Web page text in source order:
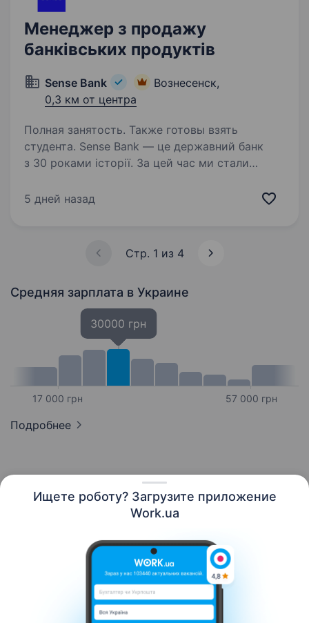
Ищете роботу? Загрузите приложение
Work.ua
Менеджер з продажу
банківських продуктів
Sense Bank
Вознесенск,
0,3 км от центра
Полная занятость. Также готовы взять
студента. Sense Bank — це державний банк
з 30 роками історії. За цей час ми стали
з 4000 людей, де кожен присвячений місії —
5 дней назад
Стр. 1 из 4
Средняя зарплата в Украине
17 000 грн
30000 грн
57 000 грн
Подробнее